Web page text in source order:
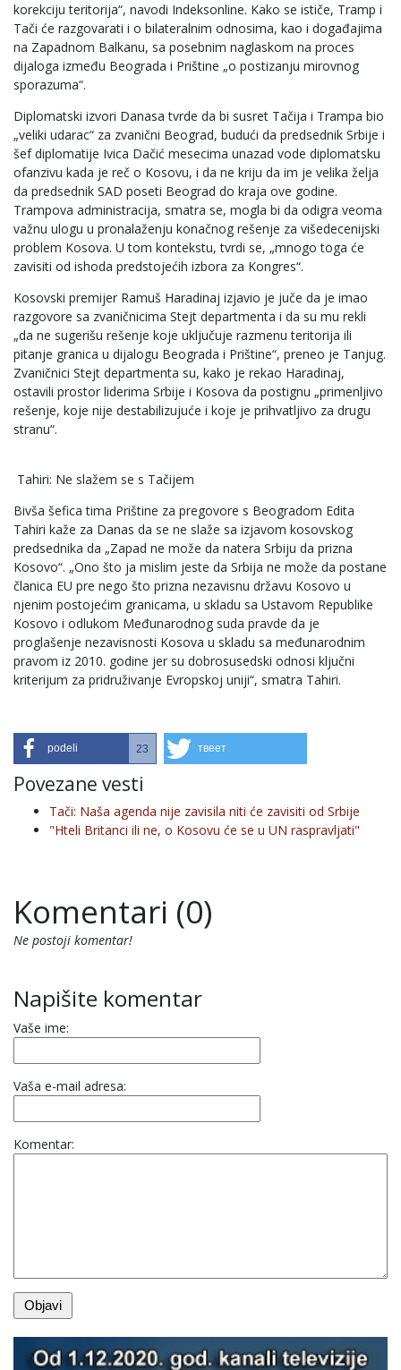
korekciju teritorija“, navodi Indeksonline. Kako se ističe, Tramp i
Tači će razgovarati i o bilateralnim odnosima, kao i događajima
na Zapadnom Balkanu, sa posebnim naglaskom na proces
dijaloga između Beograda i Prištine „o postizanju mirovnog
sporazuma“.
Diplomatski izvori Danasa tvrde da bi susret Tačija i Trampa bio
„veliki udarac“ za zvanični Beograd, budući da predsednik Srbije i
šef diplomatije Ivica Dačić mesecima unazad vode diplomatsku
ofanzivu kada je reč o Kosovu, i da ne kriju da im je velika želja
da predsednik SAD poseti Beograd do kraja ove godine.
Trampova administracija, smatra se, mogla bi da odigra veoma
važnu ulogu u pronalaženju konačnog rešenje za višedecenijski
problem Kosova. U tom kontekstu, tvrdi se, „mnogo toga će
zavisiti od ishoda predstojećih izbora za Kongres“.
Kosovski premijer Ramuš Haradinaj izjavio je juče da je imao
razgovore sa zvaničnicima Stejt departmenta i da su mu rekli
„da ne sugerišu rešenje koje uključuje razmenu teritorija ili
pitanje granica u dijalogu Beograda i Prištine“, preneo je Tanjug.
Zvaničnici Stejt departmenta su, kako je rekao Haradinaj,
ostavili prostor liderima Srbije i Kosova da postignu „primenljivo
rešenje, koje nije destabilizujuće i koje je prihvatljivo za drugu
stranu“.
Tahiri: Ne slažem se s Tačijem
Bivša šefica tima Prištine za pregovore s Beogradom Edita
Tahiri kaže za Danas da se ne slaže sa izjavom kosovskog
predsednika da „Zapad ne može da natera Srbiju da prizna
Kosovo“. „Ono što ja mislim jeste da Srbija ne može da postane
članica EU pre nego što prizna nezavisnu državu Kosovo u
njenim postojećim granicama, u skladu sa Ustavom Republike
Kosovo i odlukom Međunarodnog suda pravde da je
proglašenje nezavisnosti Kosova u skladu sa međunarodnim
pravom iz 2010. godine jer su dobrosusedski odnosi ključni
kriterijum za pridruživanje Evropskoj uniji“, smatra Tahiri.
podeli 23 твеет
Povezane vesti
Tači: Naša agenda nije zavisila niti će zavisiti od Srbije
"Hteli Britanci ili ne, o Kosovu će se u UN raspravljati"
Komentari (0)
Ne postoji komentar!
Napišite komentar
Vaše ime:
Vaša e-mail adresa:
Komentar: